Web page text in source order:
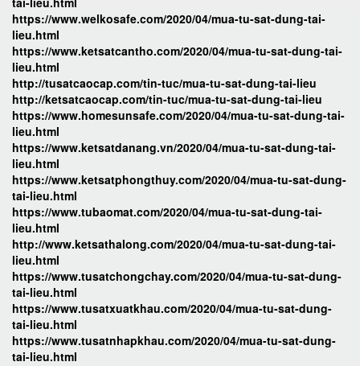
https://www.welkosafe.com/2020/04/mua-tu-sat-dung-tai-
lieu.html
https://www.ketsatcantho.com/2020/04/mua-tu-sat-dung-tai-
lieu.html
http://tusatcaocap.com/tin-tuc/mua-tu-sat-dung-tai-lieu
http://ketsatcaocap.com/tin-tuc/mua-tu-sat-dung-tai-lieu
https://www.homesunsafe.com/2020/04/mua-tu-sat-dung-tai-
lieu.html
https://www.ketsatdanang.vn/2020/04/mua-tu-sat-dung-tai-
lieu.html
https://www.ketsatphongthuy.com/2020/04/mua-tu-sat-dung-
tai-lieu.html
https://www.tubaomat.com/2020/04/mua-tu-sat-dung-tai-
lieu.html
http://www.ketsathalong.com/2020/04/mua-tu-sat-dung-tai-
lieu.html
https://www.tusatchongchay.com/2020/04/mua-tu-sat-dung-
tai-lieu.html
https://www.tusatxuatkhau.com/2020/04/mua-tu-sat-dung-
tai-lieu.html
https://www.tusatnhapkhau.com/2020/04/mua-tu-sat-dung-
tai-lieu.html